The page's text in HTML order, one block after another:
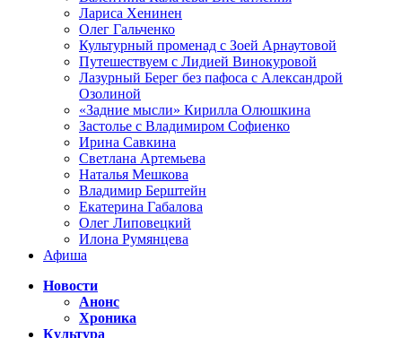
Лариса Хенинен
Олег Гальченко
Культурный променад с Зоей Арнаутовой
Путешествуем с Лидией Винокуровой
Лазурный Берег без пафоса с Александрой
Озолиной
«Задние мысли» Кирилла Олюшкина
Застолье с Владимиром Софиенко
Ирина Савкина
Светлана Артемьева
Наталья Мешкова
Владимир Берштейн
Екатерина Габалова
Олег Липовецкий
Илона Румянцева
Афиша
Новости
Анонс
Хроника
Культура